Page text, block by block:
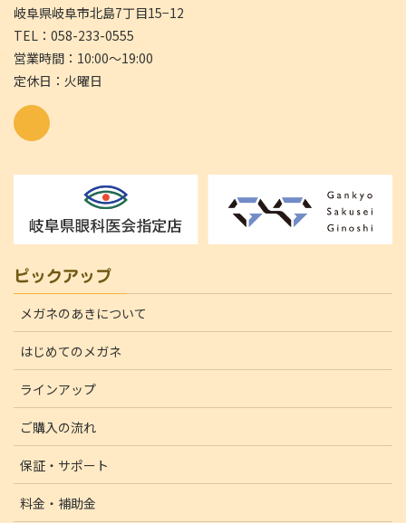
岐阜県岐阜市北島7丁目15−12
TEL：058-233-0555
営業時間：10:00～19:00
定休日：火曜日
ピックアップ
メガネのあきについて
はじめてのメガネ
ラインアップ
ご購入の流れ
保証・サポート
料金・補助金